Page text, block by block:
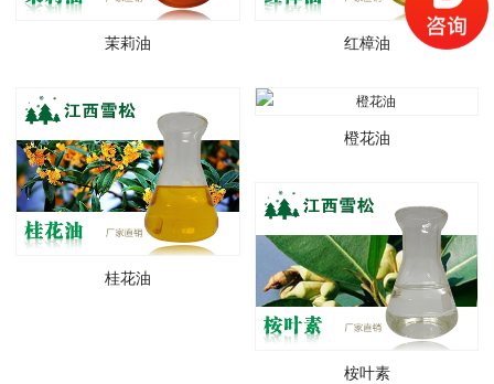
茉莉油 红樟油
桂花油
橙花油
桉叶素